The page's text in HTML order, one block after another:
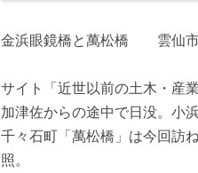
金浜眼鏡橋と萬松橋 雲仙市
サイト「近世以前の土木・産
加津佐からの途中で日没。小
千々石町「萬松橋」は今回訪
照。